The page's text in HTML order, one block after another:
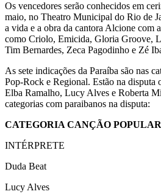
Os vencedores serão conhecidos em
maio, no Theatro Municipal do Rio de
a vida e a obra da cantora Alcione com
como Criolo, Emicida, Gloria Groove,
Tim Bernardes, Zeca Pagodinho e Zé
As sete indicações da Paraíba são nas
Pop-Rock e Regional. Estão na disputa
Elba Ramalho, Lucy Alves e Roberta
categorias com paraibanos na disputa:
CATEGORIA CANÇÃO POPULAR
INTÉRPRETE
Duda Beat
Lucy Alves